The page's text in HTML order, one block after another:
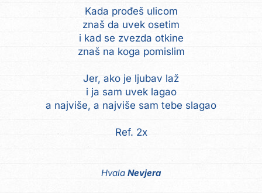
Kada prođeš ulicom
znaš da uvek osetim
i kad se zvezda otkine
znaš na koga pomislim
Jer, ako je ljubav laž
i ja sam uvek lagao
a najviše, a najviše sam tebe slagao
Ref. 2x
Hvala Nevjera